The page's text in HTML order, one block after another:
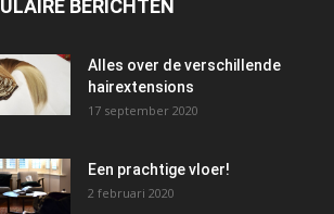
BERICHTEN
Alles over de verschillende
hairextensions
17 september 2020
Een prachtige vloer!
2 februari 2020